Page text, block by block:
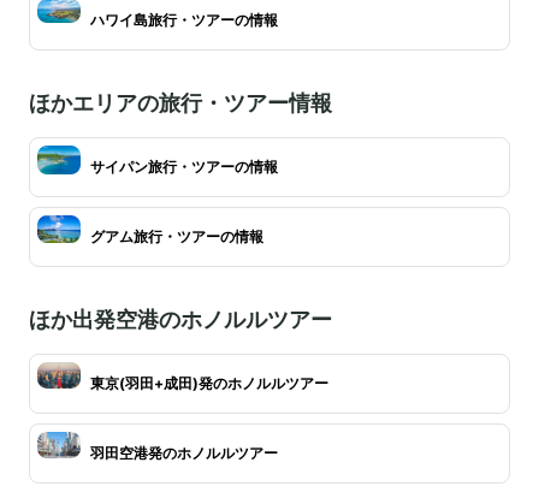
ハワイ島旅行・ツアーの情報
ほかエリアの旅行・ツアー情報
サイパン旅行・ツアーの情報
グアム旅行・ツアーの情報
ほか出発空港のホノルルツアー
東京(羽田+成田)発のホノルルツアー
羽田空港発のホノルルツアー